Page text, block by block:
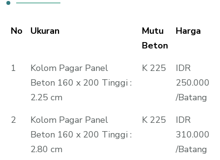
No Ukuran
Mutu
Beton
Harga
1
Kolom Pagar Panel
Beton 160 x 200 Tinggi :
2.25 cm
K 225
IDR
250.000
/Batang
2
Kolom Pagar Panel
Beton 160 x 200 Tinggi :
2.80 cm
K 225
IDR
310.000
/Batang